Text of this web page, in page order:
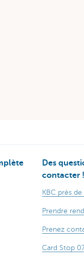
Des
contacter !
KBC près
Prendre
Prenez
Card Stop